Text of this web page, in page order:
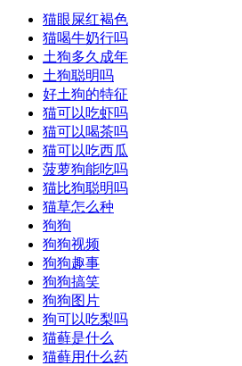
猫眼屎红褐色
猫喝牛奶行吗
土狗多久成年
土狗聪明吗
好土狗的特征
猫可以吃虾吗
猫可以喝茶吗
猫可以吃西瓜
菠萝狗能吃吗
猫比狗聪明吗
猫草怎么种
狗狗
狗狗视频
狗狗趣事
狗狗搞笑
狗狗图片
狗可以吃梨吗
猫藓是什么
猫藓用什么药